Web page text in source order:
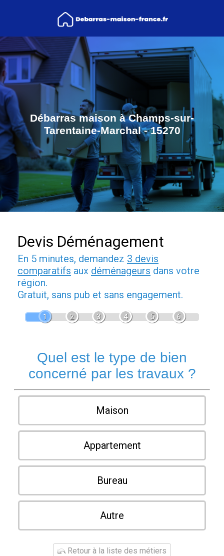
Débarras maison à Champs-sur-
Tarentaine-Marchal - 15270
Devis Déménagement
En 5 minutes, demandez 3 devis
comparatifs aux déménageurs dans votre
région.
Gratuit, sans pub et sans engagement.
1 2 3 4 5 6
Quel est le type de bien
concerné par les travaux ?
Maison
Appartement
Bureau
Autre
Retour à la liste des métiers